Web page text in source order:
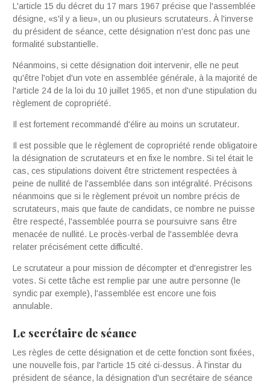
L'article 15 du décret du 17 mars 1967 précise que l'assemblée
désigne, «s'il y a lieu», un ou plusieurs scrutateurs. À l'inverse
du président de séance, cette désignation n'est donc pas une
formalité substantielle.
Néanmoins, si cette désignation doit intervenir, elle ne peut
qu'être l'objet d'un vote en assemblée générale, à la majorité de
l'article 24 de la loi du 10 juillet 1965, et non d'une stipulation du
règle­ment de copropriété.
Il est fortement recommandé d'élire au moins un scrutateur.
Il est possible que le règlement de copropriété rende obligatoire
la désignation de scrutateurs et en fixe le nombre. Si tel était le
cas, ces stipula­tions doivent être strictement respectées à
peine de nullité de l'assemblée dans son intégralité. Précisons
néanmoins que si le règlement prévoit un nombre précis de
scrutateurs, mais que faute de candidats, ce nombre ne puisse
être respecté, l'assemblée pourra se poursuivre sans être
menacée de nullité. Le procès-verbal de l'assemblée devra
relater précisément cette difficulté.
Le scrutateur a pour mission de décompter et d'enregistrer les
votes. Si cette tâche est remplie par une autre personne (le
syndic par exemple), l'assemblée est encore une fois
annulable.
Le secrétaire de séance
Les règles de cette désignation et de cette fonc­tion sont fixées,
une nouvelle fois, par l'article 15 cité ci-dessus. À l'instar du
président de séance, la désignation d'un secrétaire de séance